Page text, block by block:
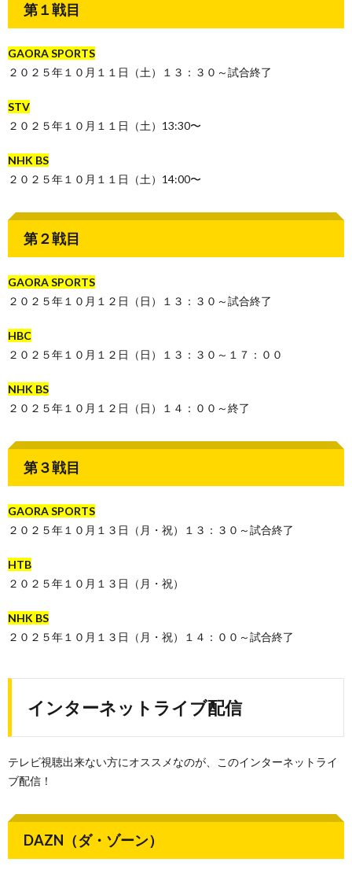
第１戦目
GAORA SPORTS
２０２５年１０月１１日（土）１３：３０～試合終了
STV
２０２５年１０月１１日（土）13:30〜
NHK BS
２０２５年１０月１１日（土）14:00〜
第２戦目
GAORA SPORTS
２０２５年１０月１２日（日）１３：３０～試合終了
HBC
２０２５年１０月１２日（日）１３：３０～１７：００
NHK BS
２０２５年１０月１２日（日）１４：００～終了
第３戦目
GAORA SPORTS
２０２５年１０月１３日（月・祝）１３：３０～試合終了
HTB
２０２５年１０月１３日（月・祝）
NHK BS
２０２５年１０月１３日（月・祝）１４：００～試合終了
インターネットライブ配信
テレビ視聴出来ない方にオススメなのが、このインターネットライ
ブ配信！
DAZN（ダ・ゾーン）